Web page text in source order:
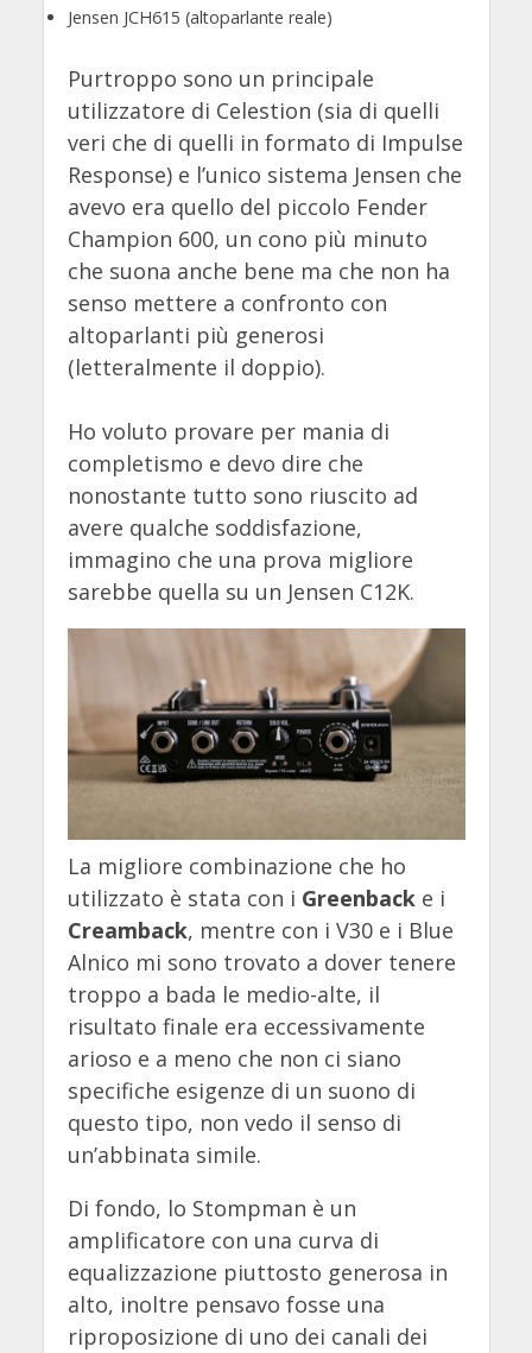
Jensen JCH615 (altoparlante reale)
Purtroppo sono un principale
utilizzatore di Celestion (sia di quelli
veri che di quelli in formato di Impulse
Response) e l’unico sistema Jensen che
avevo era quello del piccolo Fender
Champion 600, un cono più minuto
che suona anche bene ma che non ha
senso mettere a confronto con
altoparlanti più generosi
(letteralmente il doppio).
Ho voluto provare per mania di
completismo e devo dire che
nonostante tutto sono riuscito ad
avere qualche soddisfazione,
immagino che una prova migliore
sarebbe quella su un Jensen C12K.
La migliore combinazione che ho
utilizzato è stata con i Greenback e i
Creamback, mentre con i V30 e i Blue
Alnico mi sono trovato a dover tenere
troppo a bada le medio-alte, il
risultato finale era eccessivamente
arioso e a meno che non ci siano
specifiche esigenze di un suono di
questo tipo, non vedo il senso di
un’abbinata simile.
Di fondo, lo Stompman è un
amplificatore con una curva di
equalizzazione piuttosto generosa in
alto, inoltre pensavo fosse una
riproposizione di uno dei canali dei